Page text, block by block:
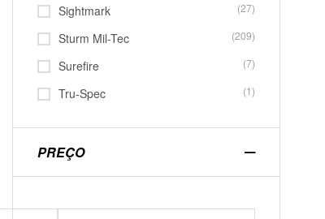
Sightmark (27)
Sturm Mil-Tec (209)
Surefire (7)
Tru-Spec (1)
PREÇO